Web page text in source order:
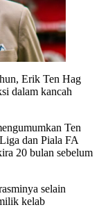
Erik Ten Hag
dalam kancah
Ten
dan Piala FA
20 bulan sebelum
selain
kelab